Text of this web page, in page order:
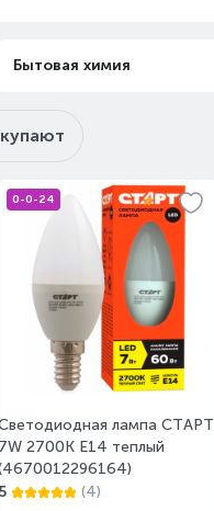
Бытовая химия
0-0-24
лампа СТАРТ
7W 2700K E14 теплый
5
(4)